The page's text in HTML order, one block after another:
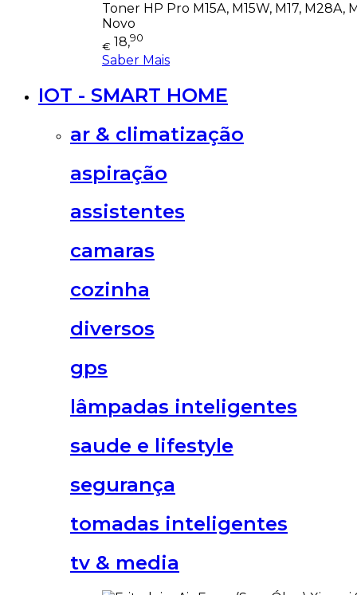
Toner HP Pro M15A, M15W, M17,
Novo
€ 18,90
Saber Mais
IOT - SMART HOME
ar & climatização
aspiração
assistentes
camaras
cozinha
diversos
gps
lâmpadas inteligentes
saude e lifestyle
segurança
tomadas inteligentes
tv & media